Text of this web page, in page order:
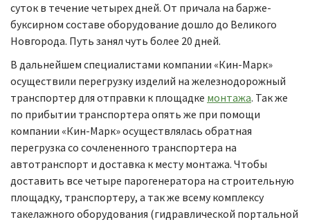
суток в течение четырех дней. От причала на барже-
буксирном составе оборудование дошло до Великого
Новгорода. Путь занял чуть более 20 дней.
В дальнейшем специалистами компании «Кин-Марк»
осуществили перегрузку изделий на железнодорожный
транспортер для отправки к площадке монтажа. Так же
по прибытии транспортера опять же при помощи
компании «Кин-Марк» осуществлялась обратная
перегрузка со сочлененного транспортера на
автотранспорт и доставка к месту монтажа. Чтобы
доставить все четыре парогенератора на строительную
площадку, транспортеру, а так же всему комплексу
такелажного оборудования (гидравлической портальной